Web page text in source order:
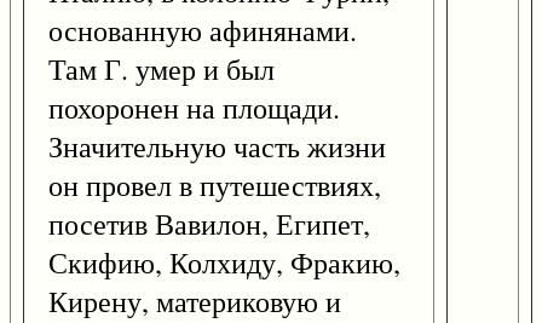
основанную афинянами.
Там Г. умер и был
похоронен на площади.
Значительную часть жизни
он провел в путешествиях,
посетив Вавилон, Египет,
Скифию, Колхиду, Фракию,
Кирену, материковую и